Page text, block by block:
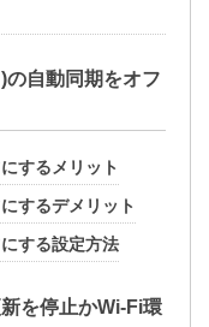
自動同期をオフ
するメリット
するデメリット
する設定方法
を停止かWi-Fi環